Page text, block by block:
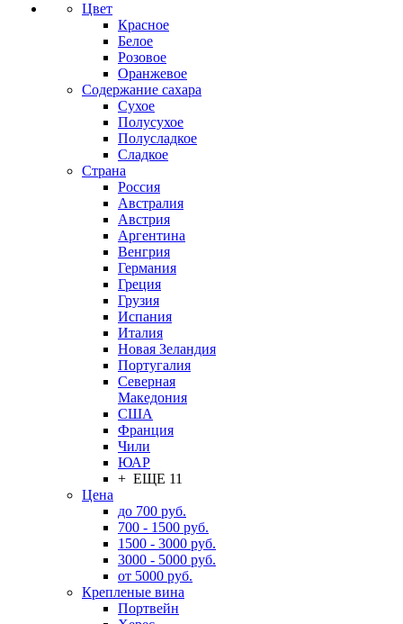
Цвет
Красное
Белое
Розовое
Оранжевое
Содержание сахара
Сухое
Полусухое
Полусладкое
Сладкое
Страна
Россия
Австралия
Австрия
Аргентина
Венгрия
Германия
Греция
Грузия
Испания
Италия
Новая Зеландия
Португалия
Северная
Македония
США
Франция
Чили
ЮАР
+ ЕЩЕ 11
Цена
до 700 руб.
700 - 1500 руб.
1500 - 3000 руб.
3000 - 5000 руб.
от 5000 руб.
Крепленые вина
Портвейн